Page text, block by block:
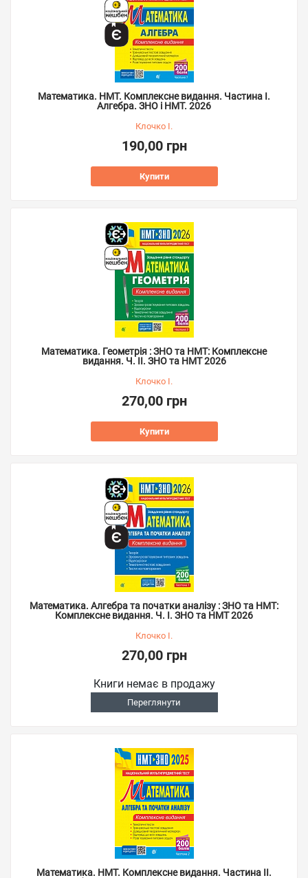
Математика. НМТ. Комплексне видання. Частина І.
Алгебра. ЗНО і НМТ. 2026
Клочко І.
190,00 грн
Купити
Математика. Геометрія : ЗНО та НМТ: Комплексне
видання. Ч. ІІ. ЗНО та НМТ 2026
Клочко І.
270,00 грн
Купити
Математика. Алгебра та початки аналізу : ЗНО та НМТ:
Комплексне видання. Ч. І. ЗНО та НМТ 2026
Клочко І.
270,00 грн
Книги немає в продажу
Переглянути
Математика. НМТ. Комплексне видання. Частина ІІ.